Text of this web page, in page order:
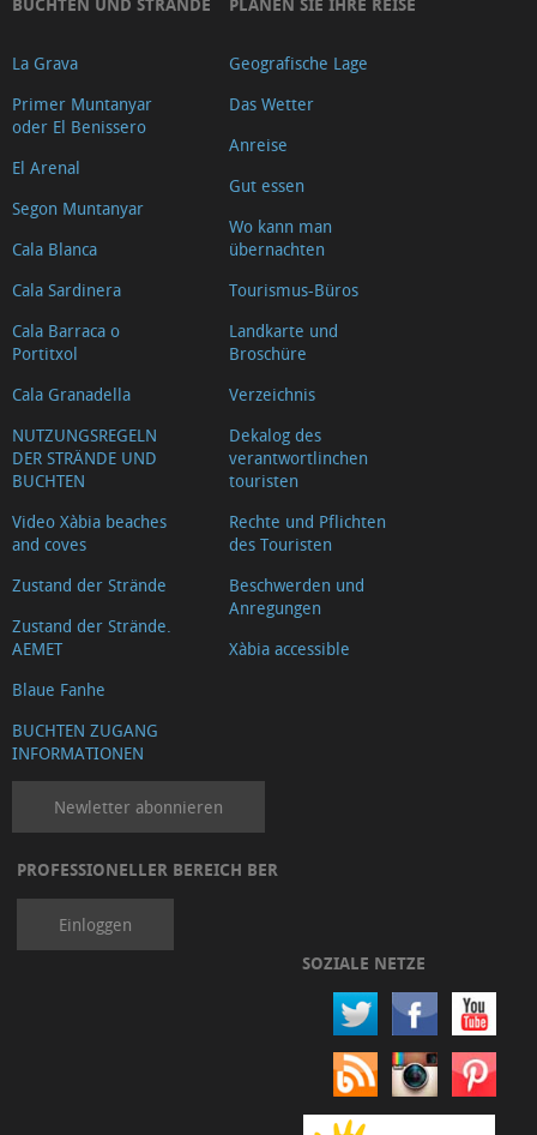
La Grava
Primer Muntanyar
oder El Benissero
El Arenal
Segon Muntanyar
Cala Blanca
Cala Sardinera
Cala Barraca o
Portitxol
Cala Granadella
NUTZUNGSREGELN
DER STRÄNDE UND
BUCHTEN
Video Xàbia beaches
and coves
Zustand der Strände
Zustand der Strände.
AEMET
Blaue Fanhe
BUCHTEN ZUGANG
INFORMATIONEN
Geografische Lage
Das Wetter
Anreise
Gut essen
Wo kann man
übernachten
Tourismus-Büros
Landkarte und
Broschüre
Verzeichnis
Dekalog des
verantwortlinchen
touristen
Rechte und Pflichten
des Touristen
Beschwerden und
Anregungen
Xàbia accessible
Newletter abonnieren
PROFESSIONELLER BEREICH BER
Einloggen
SOZIALE NETZE